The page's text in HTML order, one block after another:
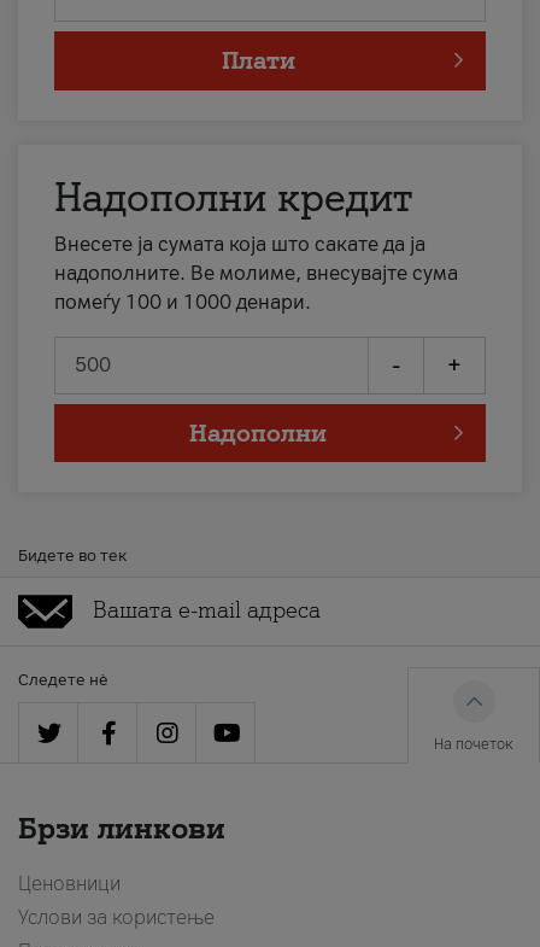
Плати
Надополни кредит
Внесете ја сумата која што сакате да ја
надополните. Ве молиме, внесувајте сума
помеѓу 100 и 1000 денари.
- +
Надополни
Бидете во тек
Следете нè
На почеток
Брзи линкови
Ценовници
Услови за користење